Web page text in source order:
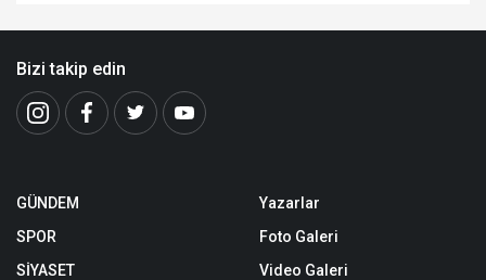
Bizi takip edin
GÜNDEM
SPOR
SİYASET
Yazarlar
Foto Galeri
Video Galeri